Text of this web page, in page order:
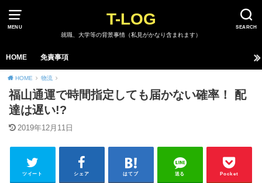
MENU SEARCH
T-LOG
就職、大学等の背景事情（私見がかなり含まれます）
HOME 免責事項
HOME 物流
福山通運で時間指定しても届かない確率！ 配
達は遅い!?
2019年12月11日
ツイート シェア はてブ 送る Pocket